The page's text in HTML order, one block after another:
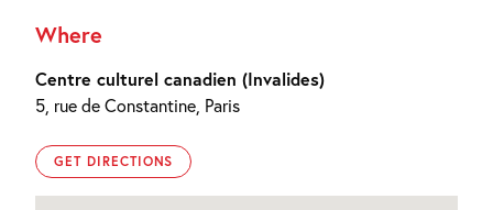
Where
Centre culturel canadien (Invalides)
5, rue de Constantine, Paris
GET DIRECTIONS